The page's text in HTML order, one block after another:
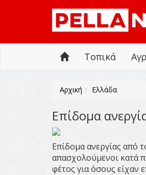
Τοπικά
Αρχική Ελλάδα
Επίδομα
Επίδομα ανεργίας από
απασχολούμενοι κατά
φέτος για όσους είχαν